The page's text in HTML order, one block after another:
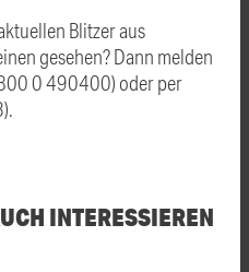
Blitzer aus
gesehen? Dann melden
0 490400) oder per
INTERESSIEREN